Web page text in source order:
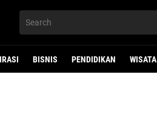
BISNIS PENDIDIKAN WISATA